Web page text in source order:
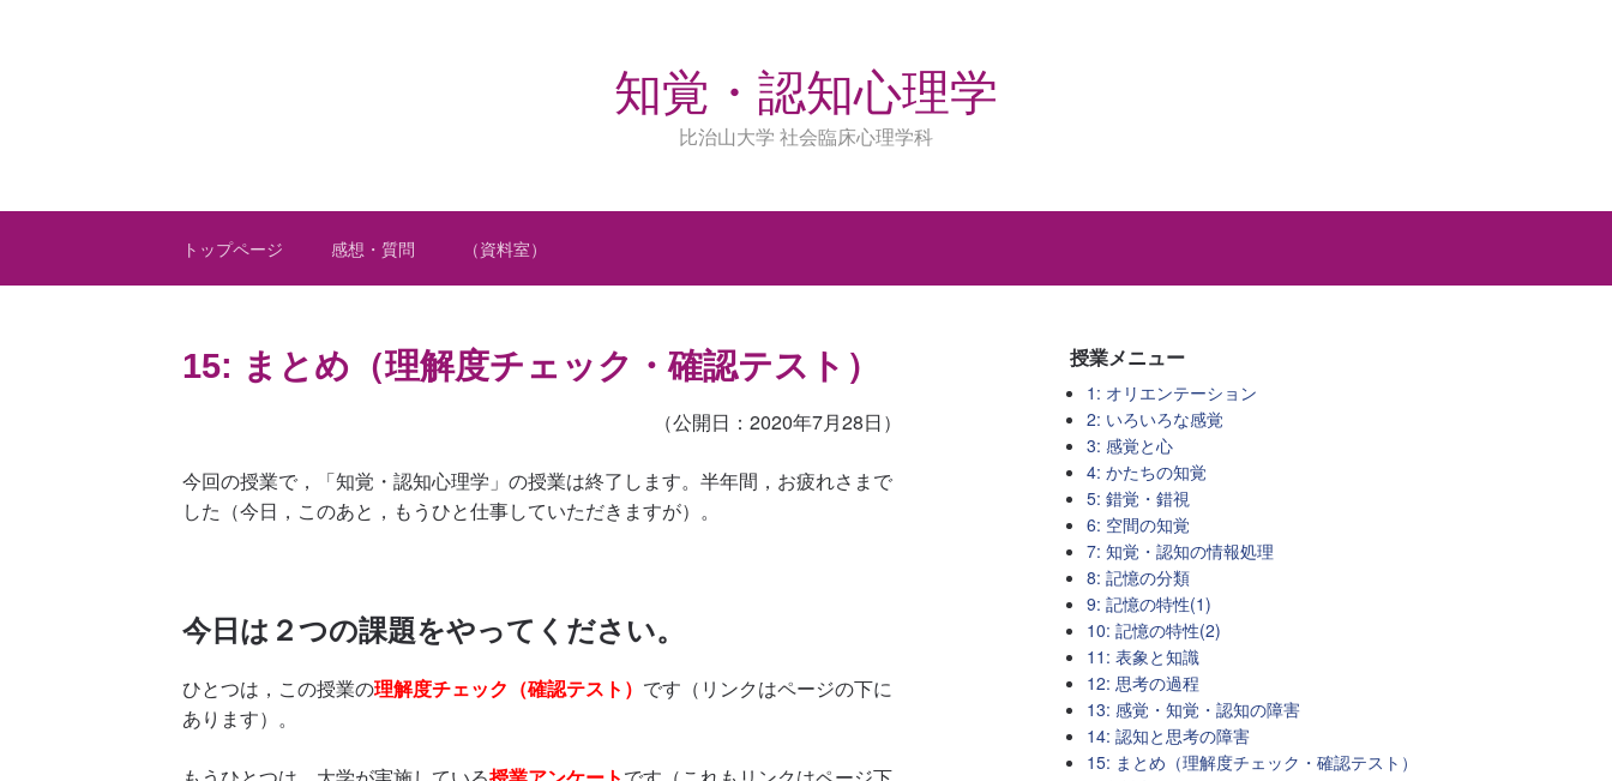
知覚・認知心理学
比治山大学 社会臨床心理学科
トップページ 感想・質問 （資料室）
15: まとめ（理解度チェック・確認テスト）
（公開日：2020年7月28日）
今回の授業で，「知覚・認知心理学」の授業は終了します。半年間，お疲れさまで
した（今日，このあと，もうひと仕事していただきますが）。
今日は２つの課題をやってください。
ひとつは，この授業の理解度チェック（確認テスト） です（リンクはページの下に
あります）。
授業メニュー
1: オリエンテーション
2: いろいろな感覚
3: 感覚と心
4: かたちの知覚
5: 錯覚・錯視
6: 空間の知覚
7: 知覚・認知の情報処理
8: 記憶の分類
9: 記憶の特性(1)
10: 記憶の特性(2)
11: 表象と知識
12: 思考の過程
13: 感覚・知覚・認知の障害
14: 認知と思考の障害
15: まとめ（理解度チェック・確認テスト）